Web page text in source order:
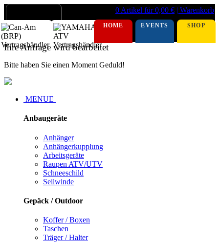
0 Artikel für 0,00 € | Warenkorb
HOME EVENTS SHOP
Ihre Anfrage wird bearbeitet
Bitte haben Sie einen Moment Geduld!
MENUE
Anbaugeräte
Anhänger
Anhängerkupplung
Arbeitsgeräte
Raupen ATV/UTV
Schneeschild
Seilwinde
Gepäck / Outdoor
Koffer / Boxen
Taschen
Träger / Halter